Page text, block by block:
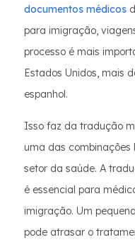
documentos médicos
para imigração,
processo é mais
Estados Unidos, mais
espanhol.
Isso faz da tradução
uma das
setor da saúde. A
é essencial para
imigração. Um
pode atrasar o